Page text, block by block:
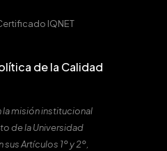
IQNET
de la Calidad
misión institucional
de la Universidad
Artículos 1º y 2º,